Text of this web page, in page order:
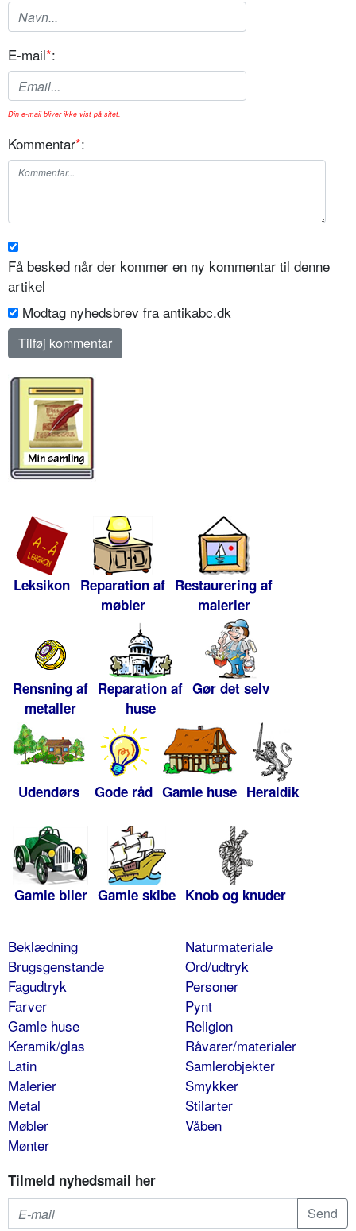
E-mail*:
Din e-mail bliver ikke vist på sitet.
Kommentar*:
Få besked når der kommer en ny kommentar til denne
artikel
Modtag nyhedsbrev fra antikabc.dk
Leksikon Reparation af
møbler
Restaurering af
malerier
Rensning af
metaller
Reparation af
huse
Gør det selv
Udendørs Gode råd Gamle huse Heraldik
Gamle biler Gamle skibe Knob og knuder
Beklædning
Brugsgenstande
Fagudtryk
Farver
Gamle huse
Keramik/glas
Latin
Malerier
Metal
Møbler
Mønter
Naturmateriale
Ord/udtryk
Personer
Pynt
Religion
Råvarer/materialer
Samlerobjekter
Smykker
Stilarter
Våben
Tilmeld nyhedsmail her